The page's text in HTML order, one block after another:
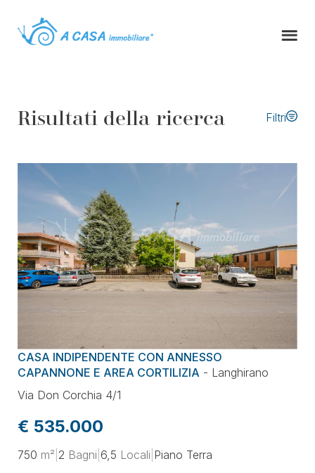
Risultati della ricerca Filtri
Tipo di contratto
Tipologia immobile
Comune
Prezzo
Superficie
Classe energetica
CASA INDIPENDENTE CON ANNESSO
CAPANNONE E AREA CORTILIZIA - Langhirano
Via Don Corchia 4/1
€ 535.000
750 m² 2 Bagni 6,5 Locali Piano Terra